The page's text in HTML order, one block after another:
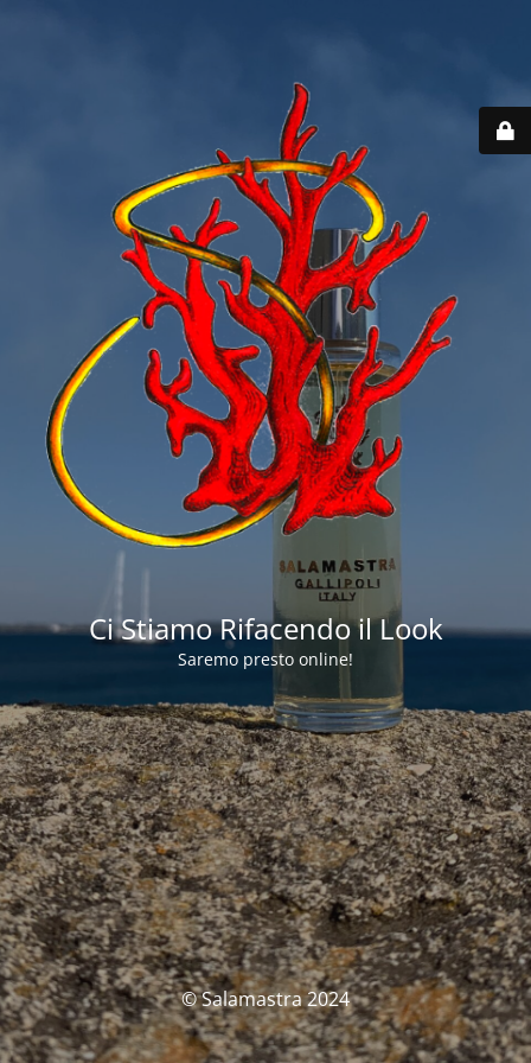
Ci Stiamo Rifacendo il Look
Saremo presto online!
© Salamastra 2024